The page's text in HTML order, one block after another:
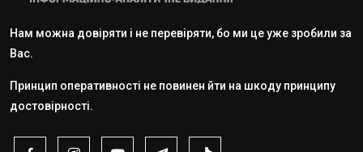
Нам можна довіряти і не перевіряти, бо ми це уже зробили за
Вас.
Принцип оперативності не повинен йти на шкоду принципу
достовірності.